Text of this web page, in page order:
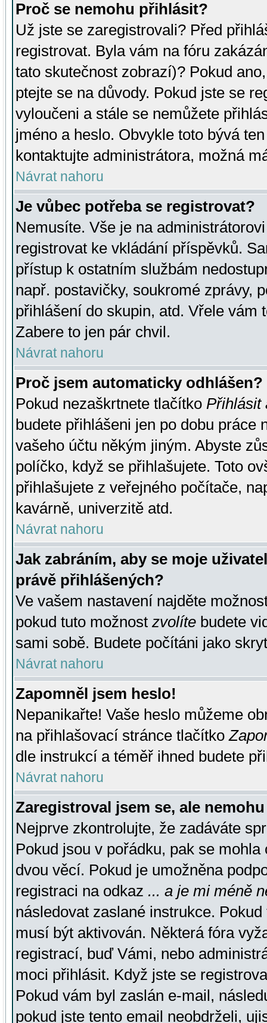
Proč se nemohu přihlásit?
Už jste se zaregistrovali? Před
registrovat. Byla vám na fóru
tato skutečnost zobrazí)? Pokud
ptejte se na důvody. Pokud jste se
vyloučeni a stále se nemůžete
jméno a heslo. Obvykle toto bývá
kontaktujte administrátora, možná
Návrat nahoru
Je vůbec potřeba se registrovat?
Nemusíte. Vše je na
registrovat ke vkládání příspěvků.
přístup k ostatním službám
např. postavičky, soukromé zprávy,
přihlášení do skupin, atd. Vřele vám
Zabere to jen pár chvil.
Návrat nahoru
Proč jsem automaticky odhlášen?
Pokud nezaškrtnete tlačítko Přihlásit
budete přihlášeni jen po dobu práce
vašeho účtu někým jiným. Abyste
políčko, když se přihlašujete. Toto
přihlašujete z veřejného počítače,
kavárně, univerzitě atd.
Návrat nahoru
Jak zabráním, aby se moje
právě přihlášených?
Ve vašem nastavení najděte
pokud tuto možnost zvolíte budete
sami sobě. Budete počítáni jako
Návrat nahoru
Zapomněl jsem heslo!
Nepanikařte! Vaše heslo můžeme
na přihlašovací stránce tlačítko
dle instrukcí a téměř ihned budete
Návrat nahoru
Zaregistroval jsem se, ale
Nejprve zkontrolujte, že zadáváte
Pokud jsou v pořádku, pak se
dvou věcí. Pokud je umožněna
registraci na odkaz ... a je mi méně
následovat zaslané instrukce.
musí být aktivován. Některá fóra
registrací, buď Vámi, nebo
moci přihlásit. Když jste se
Pokud vám byl zaslán e-mail,
pokud jste tento email neobdrželi,